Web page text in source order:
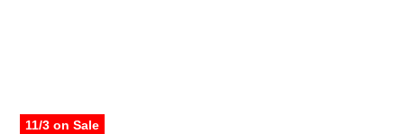
11/3 on Sale